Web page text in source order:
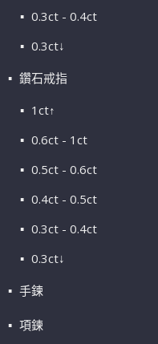
0.3ct - 0.4ct
0.3ct↓
鑽石戒指
1ct↑
0.6ct - 1ct
0.5ct - 0.6ct
0.4ct - 0.5ct
0.3ct - 0.4ct
0.3ct↓
手鍊
項鍊